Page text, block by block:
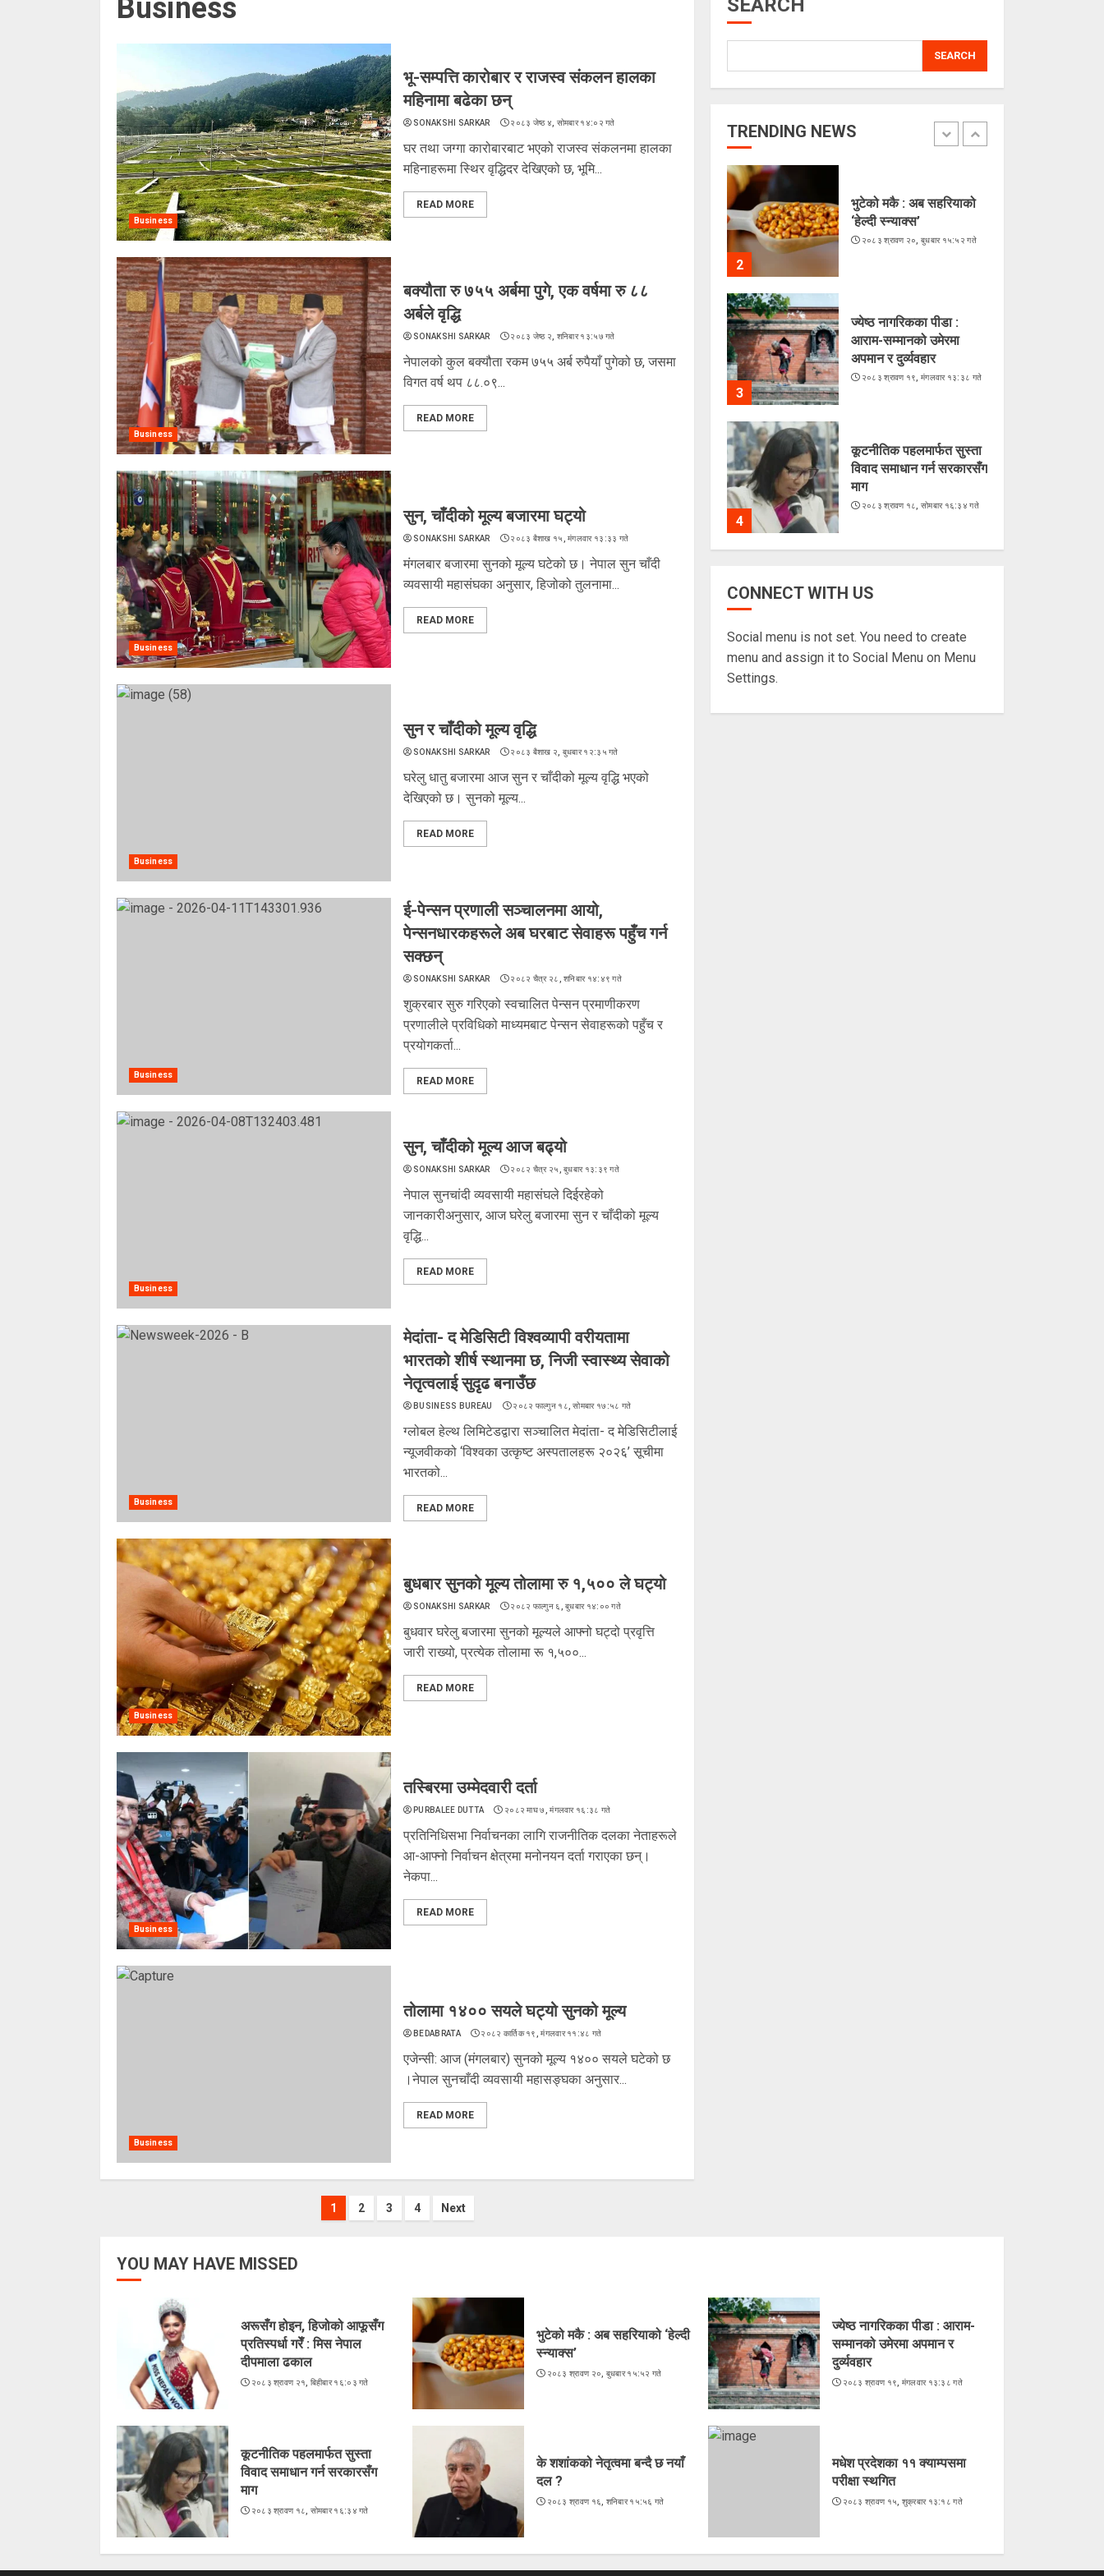
Business
Business
भू-सम्पत्ति कारोबार र राजस्व संकलन हालका
महिनामा बढेका छन्
SONAKSHI SARKAR २०८३ जेष्ठ ४, सोमबार १४:०२ गते
घर तथा जग्गा कारोबारबाट भएको राजस्व संकलनमा हालका
महिनाहरूमा स्थिर वृद्धिदर देखिएको छ, भूमि...
READ MORE
Business
बक्यौता रु ७५५ अर्बमा पुगे, एक वर्षमा रु ८८
अर्बले वृद्धि
SONAKSHI SARKAR २०८३ जेष्ठ २, शनिबार १३:५७ गते
नेपालको कुल बक्यौता रकम ७५५ अर्ब रुपैयाँ पुगेको छ, जसमा
विगत वर्ष थप ८८.०९...
READ MORE
Business
सुन, चाँदीको मूल्य बजारमा घट्यो
SONAKSHI SARKAR २०८३ बैशाख १५, मंगलवार १३:३३ गते
मंगलबार बजारमा सुनको मूल्य घटेको छ। नेपाल सुन चाँदी
व्यवसायी महासंघका अनुसार, हिजोको तुलनामा...
READ MORE
Business
सुन र चाँदीको मूल्य वृद्धि
SONAKSHI SARKAR २०८३ बैशाख २, बुधबार १२:३५ गते
घरेलु धातु बजारमा आज सुन र चाँदीको मूल्य वृद्धि भएको
देखिएको छ। सुनको मूल्य...
READ MORE
Business
ई-पेन्सन प्रणाली सञ्चालनमा आयो,
पेन्सनधारकहरूले अब घरबाट सेवाहरू पहुँच गर्न
सक्छन्
SONAKSHI SARKAR २०८२ चैत्र २८, शनिबार १४:४९ गते
शुक्रबार सुरु गरिएको स्वचालित पेन्सन प्रमाणीकरण
प्रणालीले प्रविधिको माध्यमबाट पेन्सन सेवाहरूको पहुँच र
प्रयोगकर्ता...
READ MORE
Business
सुन, चाँदीको मूल्य आज बढ्यो
SONAKSHI SARKAR २०८२ चैत्र २५, बुधबार १३:३९ गते
नेपाल सुनचांदी व्यवसायी महासंघले दिईरहेको
जानकारीअनुसार, आज घरेलु बजारमा सुन र चाँदीको मूल्य
वृद्धि...
READ MORE
Business
मेदांता- द मेडिसिटी विश्वव्यापी वरीयतामा
भारतको शीर्ष स्थानमा छ, निजी स्वास्थ्य सेवाको
नेतृत्वलाई सुदृढ बनाउँछ
BUSINESS BUREAU २०८२ फाल्गुन १८, सोमबार १७:५८ गते
ग्लोबल हेल्थ लिमिटेडद्वारा सञ्चालित मेदांता- द मेडिसिटीलाई
न्यूजवीकको ‘विश्वका उत्कृष्ट अस्पतालहरू २०२६’ सूचीमा
भारतको...
READ MORE
Business
बुधबार सुनको मूल्य तोलामा रु १,५०० ले घट्यो
SONAKSHI SARKAR २०८२ फाल्गुन ६, बुधबार १४:०० गते
बुधवार घरेलु बजारमा सुनको मूल्यले आफ्नो घट्दो प्रवृत्ति
जारी राख्यो, प्रत्येक तोलामा रू १,५००...
READ MORE
Business
तस्बिरमा उम्मेदवारी दर्ता
PURBALEE DUTTA २०८२ माघ ७, मंगलवार १६:३८ गते
प्रतिनिधिसभा निर्वाचनका लागि राजनीतिक दलका नेताहरूले
आ-आफ्नो निर्वाचन क्षेत्रमा मनोनयन दर्ता गराएका छन्।
नेकपा...
READ MORE
Business
तोलामा १४०० सयले घट्यो सुनको मूल्य
BEDABRATA २०८२ कार्तिक १९, मंगलवार ११:४८ गते
एजेन्सी: आज (मंगलबार) सुनको मूल्य १४०० सयले घटेको छ
।नेपाल सुनचाँदी व्यवसायी महासङ्घका अनुसार...
READ MORE
Posts
1 2 3 4 Next
SEARCH
SEARCH
TRENDING NEWS
5
1
आफूसँग प्रतिस्पर्धा गरेँ : मिस
२०८३ श्रावण २१, बिहीबार १६:०३ गते
2
भुटेको मकै : अब सहरियाको
‘हेल्दी स्न्याक्स’
२०८३ श्रावण २०, बुधबार १५:५२ गते
3
ज्येष्ठ नागरिकका पीडा :
आराम-सम्मानको उमेरमा
अपमान र दुर्व्यवहार
२०८३ श्रावण १९, मंगलवार १३:३८ गते
4
कूटनीतिक पहलमार्फत सुस्ता
विवाद समाधान गर्न सरकारसँग
माग
२०८३ श्रावण १८, सोमबार १६:३४ गते
के शशांकको नेतृत्वमा बन्दै छ
CONNECT WITH US
Social menu is not set. You need to create
menu and assign it to Social Menu on Menu
Settings.
YOU MAY HAVE MISSED
अरूसँग होइन, हिजोको आफूसँग
प्रतिस्पर्धा गरेँ : मिस नेपाल
दीपमाला ढकाल
२०८३ श्रावण २१, बिहीबार १६:०३ गते
भुटेको मकै : अब सहरियाको ‘हेल्दी
स्न्याक्स’
२०८३ श्रावण २०, बुधबार १५:५२ गते
ज्येष्ठ नागरिकका पीडा : आराम-
सम्मानको उमेरमा अपमान र
दुर्व्यवहार
२०८३ श्रावण १९, मंगलवार १३:३८ गते
कूटनीतिक पहलमार्फत सुस्ता
विवाद समाधान गर्न सरकारसँग
माग
२०८३ श्रावण १८, सोमबार १६:३४ गते
के शशांकको नेतृत्वमा बन्दै छ नयाँ
दल ?
२०८३ श्रावण १६, शनिबार १५:५६ गते
मधेश प्रदेशका ११ क्याम्पसमा
परीक्षा स्थगित
२०८३ श्रावण १५, शुक्रबार १३:१८ गते